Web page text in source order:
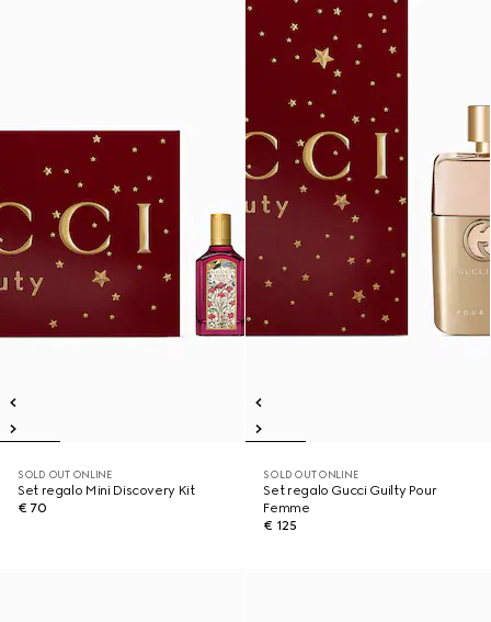
SOLD OUT ONLINE
Set regalo Mini Discovery Kit
€ 70
SOLD OUT ONLINE
Set regalo Gucci Guilty Pour
Femme
€ 125